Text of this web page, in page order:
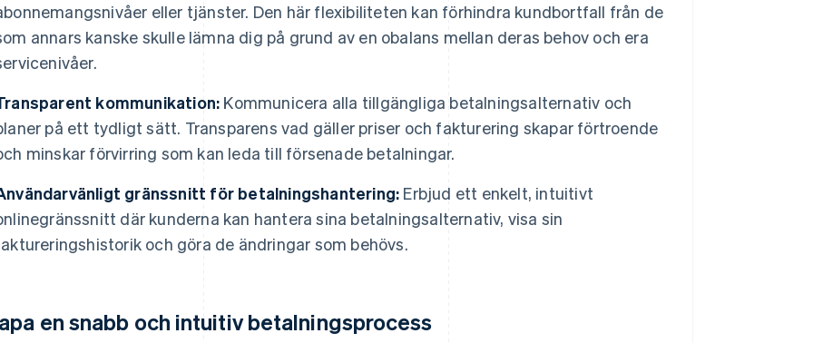
eller tjänster. Den här flexibiliteten kan förhindra kundbortfall från de
annars kanske skulle lämna dig på grund av en obalans mellan deras behov och era
kommunikation: Kommunicera alla tillgängliga betalningsalternativ och
på ett tydligt sätt. Transparens vad gäller priser och fakturering skapar förtroende
minskar förvirring som kan leda till försenade betalningar.
gränssnitt för betalningshantering: Erbjud ett enkelt, intuitivt
där kunderna kan hantera sina betalningsalternativ, visa sin
och göra de ändringar som behövs.
en snabb och intuitiv betalningsprocess